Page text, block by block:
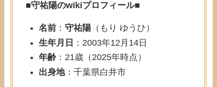
■守祐陽のwikiプロフィール■
名前 ：守祐陽 （もり ゆうひ）
生年月日 ：2003年12月14日
年齢：21歳（2025年時点）
出身地：千葉県白井市